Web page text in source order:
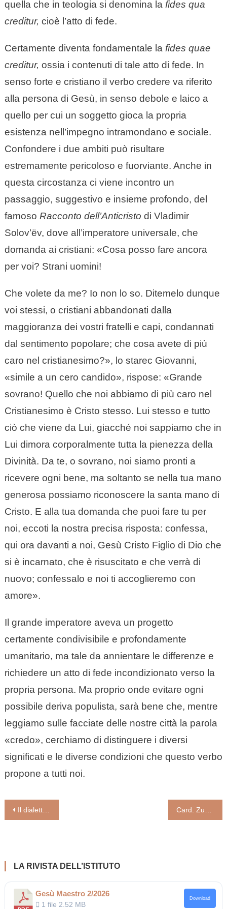
quella che in teologia si denomina la fides qua
creditur, cioè l’atto di fede.
Certamente diventa fondamentale la fides quae
creditur, ossia i contenuti di tale atto di fede. In
senso forte e cristiano il verbo credere va riferito
alla persona di Gesù, in senso debole e laico a
quello per cui un soggetto gioca la propria
esistenza nell’impegno intramondano e sociale.
Confondere i due ambiti può risultare
estremamente pericoloso e fuorviante. Anche in
questa circostanza ci viene incontro un
passaggio, suggestivo e insieme profondo, del
famoso Racconto dell’Anticristo di Vladimir
Solov’ëv, dove all’imperatore universale, che
domanda ai cristiani: «Cosa posso fare ancora
per voi? Strani uomini!
Che volete da me? Io non lo so. Ditemelo dunque
voi stessi, o cristiani abbandonati dalla
maggioranza dei vostri fratelli e capi, condannati
dal sentimento popolare; che cosa avete di più
caro nel cristianesimo?», lo starec Giovanni,
«simile a un cero candido», rispose: «Grande
sovrano! Quello che noi abbiamo di più caro nel
Cristianesimo è Cristo stesso. Lui stesso e tutto
ciò che viene da Lui, giacché noi sappiamo che in
Lui dimora corporalmente tutta la pienezza della
Divinità. Da te, o sovrano, noi siamo pronti a
ricevere ogni bene, ma soltanto se nella tua mano
generosa possiamo riconoscere la santa mano di
Cristo. E alla tua domanda che puoi fare tu per
noi, eccoti la nostra precisa risposta: confessa,
qui ora davanti a noi, Gesù Cristo Figlio di Dio che
si è incarnato, che è risuscitato e che verrà di
nuovo; confessalo e noi ti accoglieremo con
amore».
Il grande imperatore aveva un progetto
certamente condivisibile e profondamente
umanitario, ma tale da annientare le differenze e
richiedere un atto di fede incondizionato verso la
propria persona. Ma proprio onde evitare ogni
possibile deriva populista, sarà bene che, mentre
leggiamo sulle facciate delle nostre città la parola
«credo», cerchiamo di distinguere i diversi
significati e le diverse condizioni che questo verbo
propone a tutti noi.
Navigazione
Il dialetto femminile di Maria (di Luigi Maria Epicoco) Card. Zuppi: riaprire ora vita e speranza. Disincanto, valori e scelte forti
LA RIVISTA DELL’ISTITUTO
Gesù Maestro 2/2026
1 file 2.52 MB
Download